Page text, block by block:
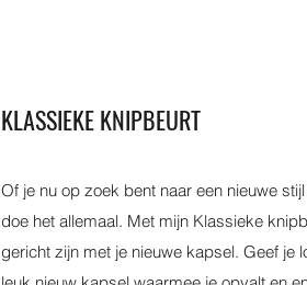
KLASSIEKE KNIPBEURT
Of je nu op zoek bent naar een nieuwe
doe het allemaal. Met mijn Klassieke
gericht zijn met je nieuwe kapsel. Geef je